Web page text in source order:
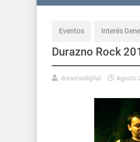
Eventos Interés
Durazno Rock
duraznodigital Agosto